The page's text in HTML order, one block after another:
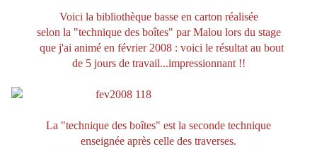
Voici la bibliothèque basse en carton réalisée
selon la "technique des boîtes" par Malou lors du stage
que j'ai animé en février 2008 : voici le résultat au bout
de 5 jours de travail...impressionnant !!
La "technique des boîtes" est la seconde technique
enseignée après celle des traverses.